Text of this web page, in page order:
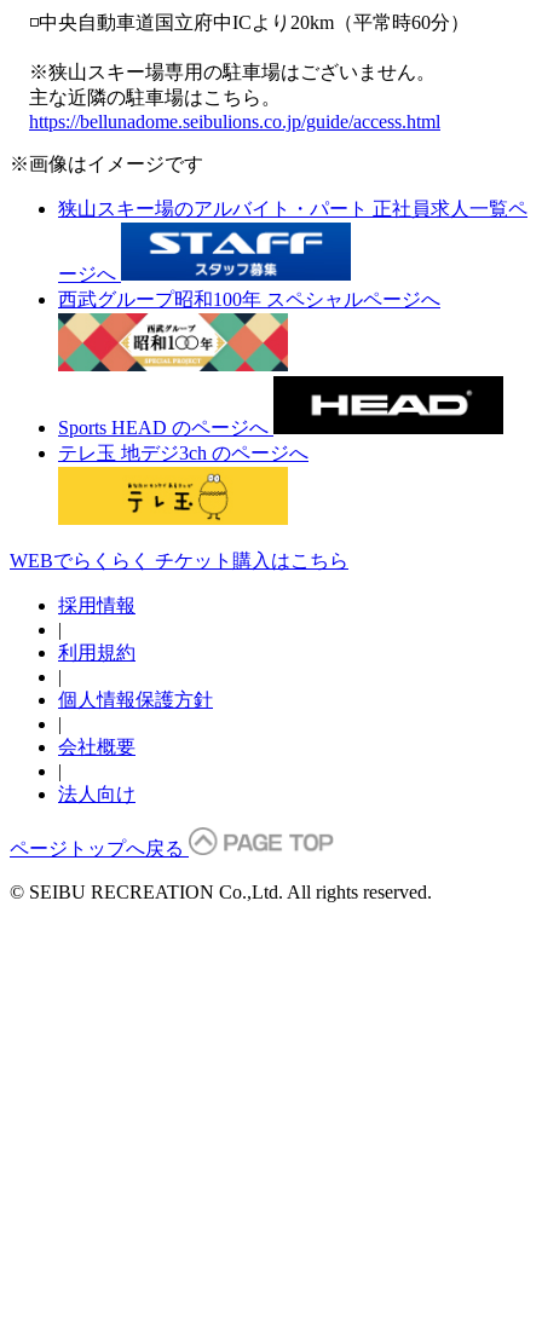
◽中央自動車道国立府中ICより20km（平常時60分）
※狭山スキー場専用の駐車場はございません。
主な近隣の駐車場はこちら。
https://bellunadome.seibulions.co.jp/guide/access.html
※画像はイメージです
狭山スキー場のアルバイト・パート 正社員求人一覧ペ
ージへ
西武グループ昭和100年 スペシャルページへ
Sports HEAD のページへ
テレ玉 地デジ3ch のページへ
WEBでらくらく チケット購入はこちら
採用情報
|
利用規約
|
個人情報保護方針
|
会社概要
|
法人向け
ページトップへ戻る
© SEIBU RECREATION Co.,Ltd. All rights reserved.